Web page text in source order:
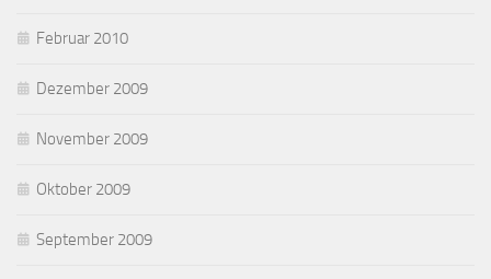
Februar 2010
Dezember 2009
November 2009
Oktober 2009
September 2009